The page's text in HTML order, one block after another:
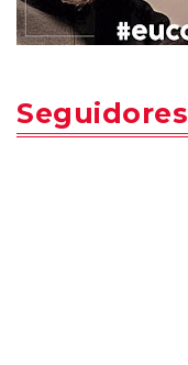
Seguidores